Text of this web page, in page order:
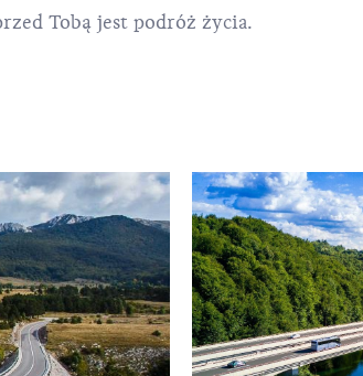
Tobą jest podróż życia.